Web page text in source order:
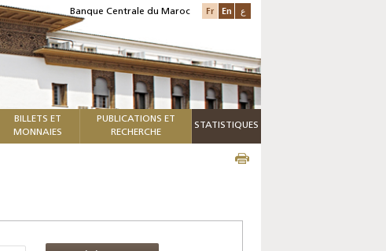
Banque Centrale du Maroc Fr En ع
BILLETS ET
MONNAIES
PUBLICATIONS ET
RECHERCHE
STATISTIQUES